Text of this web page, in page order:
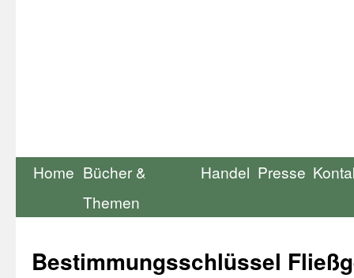
Home Bücher &
Themen
Handel Presse
Bestimmungsschlüssel